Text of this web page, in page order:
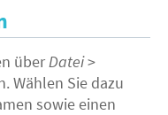
überDatei>
Wählen Sie dazu
sowie einen